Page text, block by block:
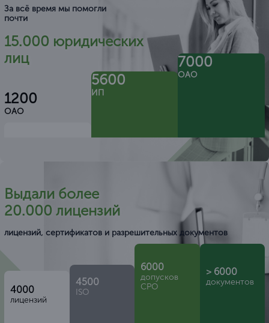
За всё время мы помогли
почти
15.000 юридических
лиц
1200
ОАО
5600
ИП
7000
ОАО
Выдали более
20.000 лицензий
лицензий, сертификатов и разрешительных документов
4000
лицензий
4500
ISO
6000
допусков
СРО
> 6000
документов